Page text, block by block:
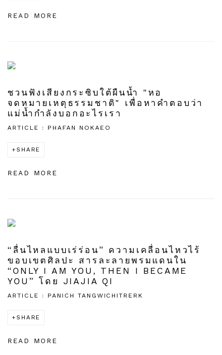
READ MORE
ชวนฟังเสียงกระซิบใต้ผืนน้ำ "หอ
จดหมายเหตุธรรมชาติ" เพื่อหาคำตอบว่า
แม่น้ำกำลังบอกอะไรเรา
ARTICLE : PHAFAN NOKAEO
SHARE
READ MORE
“ลื่นไหลแบบเร่ร่อน” ความเคลื่อนไหวไร้
ขอบเขตศิลปะ สารละลายพรมแดนใน
“ONLY I AM YOU, THEN I BECAME
YOU” โดย JIAJIA QI
ARTICLE : PANICH TANGWICHITRERK
SHARE
READ MORE